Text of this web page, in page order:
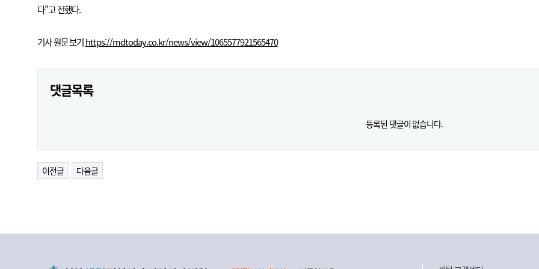
다”고 전했다.
기사 원문 보기https://mdtoday.co.kr/news/view/1065577921565470
댓글목록
등록된 댓글이 없습니다.
이전글 다음글